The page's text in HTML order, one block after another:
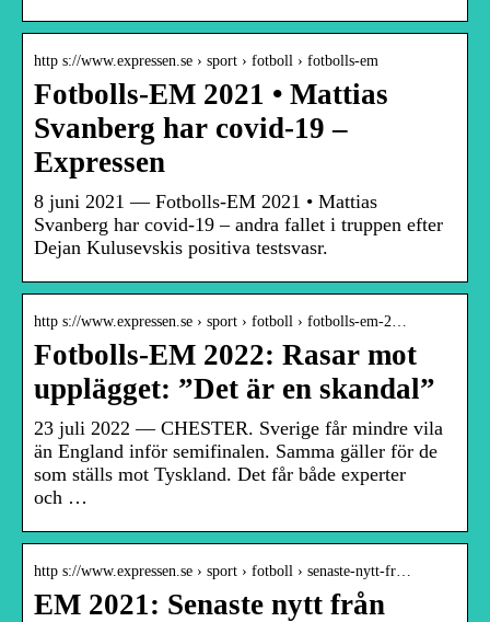
http s://www.expressen.se › sport › fotboll › fotbolls-em
Fotbolls-EM 2021 • Mattias
Svanberg har covid-19 –
Expressen
8 juni 2021 — Fotbolls-EM 2021 • Mattias
Svanberg har covid-19 – andra fallet i truppen efter
Dejan Kulusevskis positiva testsvasr.
http s://www.expressen.se › sport › fotboll › fotbolls-em-2…
Fotbolls-EM 2022: Rasar mot
upplägget: ”Det är en skandal”
23 juli 2022 — CHESTER. Sverige får mindre vila
än England inför semifinalen. Samma gäller för de
som ställs mot Tyskland. Det får både experter
och …
http s://www.expressen.se › sport › fotboll › senaste-nytt-fr…
EM 2021: Senaste nytt från